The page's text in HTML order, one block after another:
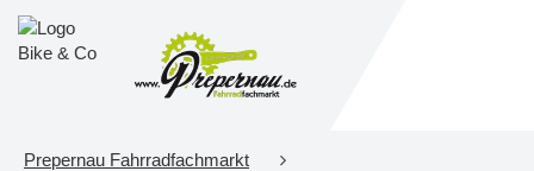
Prepernau Fahrradfachmarkt